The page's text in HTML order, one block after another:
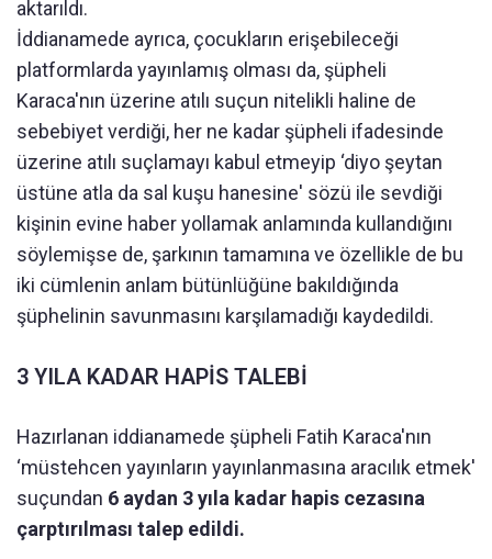
aktarıldı.
İddianamede ayrıca, çocukların erişebileceği
platformlarda yayınlamış olması da, şüpheli
Karaca'nın üzerine atılı suçun nitelikli haline de
sebebiyet verdiği, her ne kadar şüpheli ifadesinde
üzerine atılı suçlamayı kabul etmeyip ‘diyo şeytan
üstüne atla da sal kuşu hanesine' sözü ile sevdiği
kişinin evine haber yollamak anlamında kullandığını
söylemişse de, şarkının tamamına ve özellikle de bu
iki cümlenin anlam bütünlüğüne bakıldığında
şüphelinin savunmasını karşılamadığı kaydedildi.
3 YILA KADAR HAPİS TALEBİ
Hazırlanan iddianamede şüpheli Fatih Karaca'nın
‘müstehcen yayınların yayınlanmasına aracılık etmek'
suçundan 6 aydan 3 yıla kadar hapis cezasına
çarptırılması talep edildi.